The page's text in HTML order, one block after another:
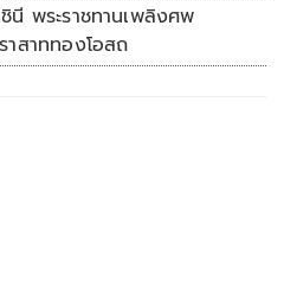
นี พระราชทานเพลิงศพ
าสาททองโอสถ